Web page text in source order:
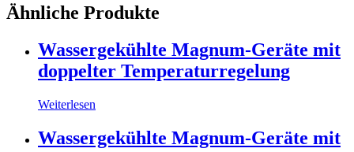
Ähnliche Produkte
Wassergekühlte Magnum-Geräte mit
doppelter Temperaturregelung
Weiterlesen
Wassergekühlte Magnum-Geräte mit